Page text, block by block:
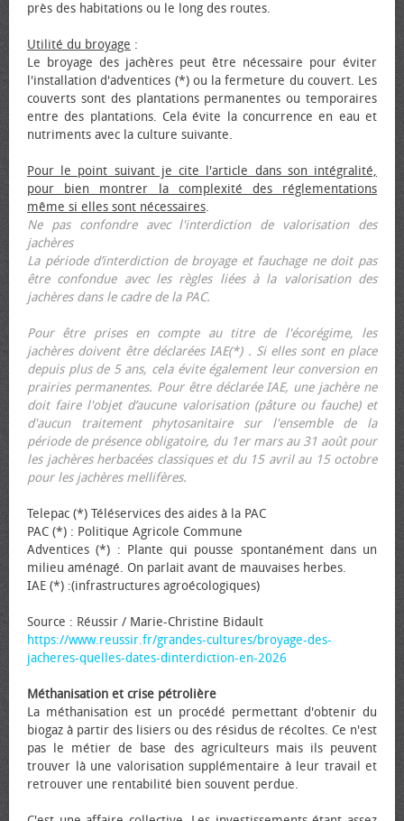
près des habitations ou le long des routes.
Utilité du broyage :
Le broyage des jachères peut être nécessaire pour éviter
l'installation d'adventices (*) ou la fermeture du couvert. Les
couverts sont des plantations permanentes ou temporaires
entre des plantations. Cela évite la concurrence en eau et
nutriments avec la culture suivante.
Pour le point suivant je cite l'article dans son intégralité,
pour bien montrer la complexité des réglementations
même si elles sont nécessaires.
Ne pas confondre avec l'interdiction de valorisation des
jachères
La période d’interdiction de broyage et fauchage ne doit pas
être confondue avec les règles liées à la valorisation des
jachères dans le cadre de la PAC.
Pour être prises en compte au titre de l'écorégime, les
jachères doivent être déclarées IAE(*) . Si elles sont en place
depuis plus de 5 ans, cela évite également leur conversion en
prairies permanentes. Pour être déclarée IAE, une jachère ne
doit faire l'objet d’aucune valorisation (pâture ou fauche) et
d'aucun traitement phytosanitaire sur l'ensemble de la
période de présence obligatoire, du 1er mars au 31 août pour
les jachères herbacées classiques et du 15 avril au 15 octobre
pour les jachères mellifères.
Telepac (*) Téléservices des aides à la PAC
PAC (*) : Politique Agricole Commune
Adventices (*) : Plante qui pousse spontanément dans un
milieu aménagé. On parlait avant de mauvaises herbes.
IAE (*) :(infrastructures agroécologiques)
Source : Réussir / Marie-Christine Bidault
https://www.reussir.fr/grandes-cultures/broyage-des-
jacheres-quelles-dates-dinterdiction-en-2026
Méthanisation et crise pétrolière
La méthanisation est un procédé permettant d'obtenir du
biogaz à partir des lisiers ou des résidus de récoltes. Ce n'est
pas le métier de base des agriculteurs mais ils peuvent
trouver là une valorisation supplémentaire à leur travail et
retrouver une rentabilité bien souvent perdue.